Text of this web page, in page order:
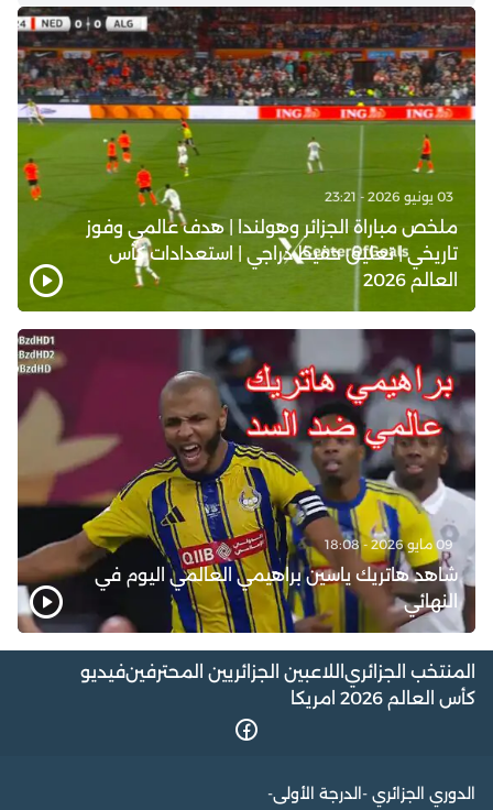
03 يونيو 2026 - 23:21
ملخص مباراة الجزائر وهولندا | هدف عالمي وفوز
تاريخي | تعليق حفيظ دراجي | استعدادات كأس
العالم 2026
09 مايو 2026 - 18:08
شاهد هاتريك ياسين براهيمي العالمي اليوم في
النهائي
المنتخب الجزائري اللاعبين الجزائريين المحترفينفيديو
كأس العالم 2026 امريكا
الدوري الجزائري -الدرجة الأولى-